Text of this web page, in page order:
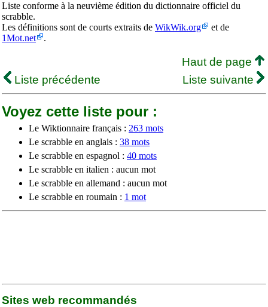
Liste conforme à la neuvième édition du dictionnaire officiel du
scrabble.
Les définitions sont de courts extraits de WikWik.org
et de
1Mot.net
.
Haut de page
Liste précédente
Liste suivante
Voyez cette liste pour :
Le Wiktionnaire français : 263 mots
Le scrabble en anglais : 38 mots
Le scrabble en espagnol : 40 mots
Le scrabble en italien : aucun mot
Le scrabble en allemand : aucun mot
Le scrabble en roumain : 1 mot
Sites web recommandés